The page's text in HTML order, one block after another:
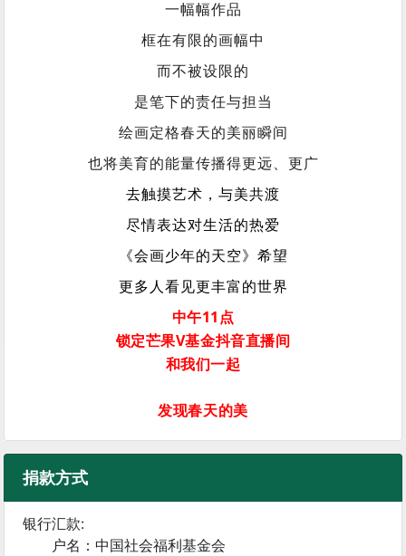
一幅幅作品
框在有限的画幅中
而不被设限的
是笔下的责任与担当
绘画定格春天的美丽瞬间
也将美育的能量传播得更远、更广
去触摸艺术，与美共渡
尽情表达对生活的热爱
《会画少年的天空》希望
更多人看见更丰富的世界
中午11点
锁定芒果V基金抖音直播间
和我们一起
发现春天的美
捐款方式
银行汇款:
户名：中国社会福利基金会